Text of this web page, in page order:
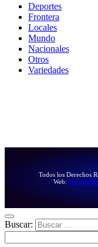
Deportes
Frontera
Locales
Mundo
Nacionales
Otros
Variedades
Todos los Derechos
Web:
Buscar: